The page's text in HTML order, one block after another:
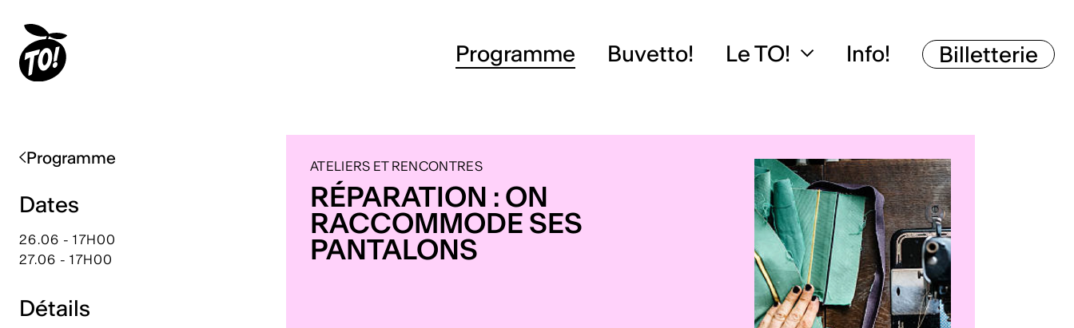
Programme Buvetto! Le TO! Info! Billetterie
Programme
Dates
26.06 - 17H00
27.06 - 17H00
Détails
ATELIERS ET RENCONTRES
RÉPARATION : ON
RACCOMMODE SES
PANTALONS